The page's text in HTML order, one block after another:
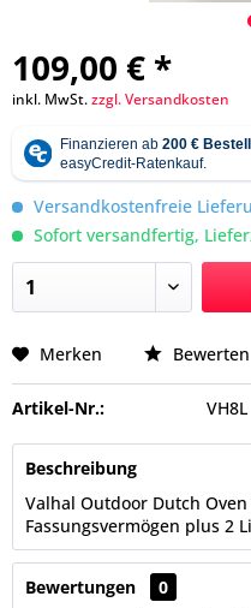
109,00 € *
inkl. MwSt.zzgl. Versandkosten
Versandkostenfreie
Sofort versandfertig,
Merken Bewerten
Artikel-Nr.: VH8L
Beschreibung
Valhal Outdoor Dutch
Fassungsvermögen plus 2
Bewertungen
0